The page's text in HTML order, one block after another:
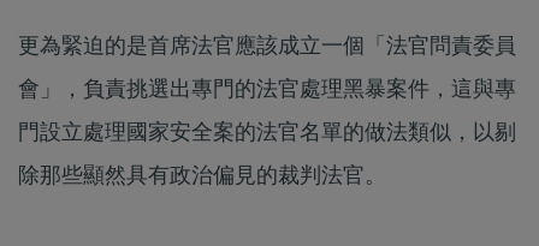
更為緊迫的是首席法官應該成立一個「法官問責委員
會」，負責挑選出專門的法官處理黑暴案件，這與專
門設立處理國家安全案的法官名單的做法類似，以剔
除那些顯然具有政治偏見的裁判法官。